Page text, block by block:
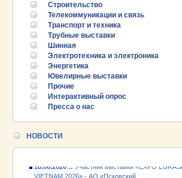
Строительство
Телекоммуникации и связь
Транспорт и техника
Трубные выставки
Шинная
Электротехника и электроника
Энергетика
Ювелирные выставки
Прочие
Интерактивный опрос
Пресса о нас
НОВОСТИ
25.06.2026 ::Пост-релиз
25.06.2026 ::Деловая программа EXPO EURASIA
VIETNAM 2026
24.06.2026 ::
промышленной выставки «EXPO EURASIA
VIETNAM 2026»
электромашиностроительный завод»!